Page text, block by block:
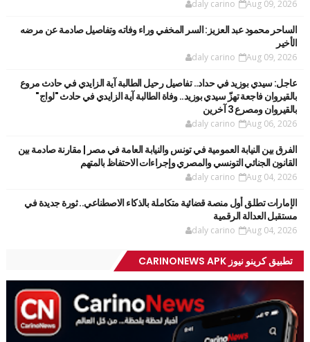
daly carino Aug 09, 2026
الساحر محمود عبد العزيز: السر المخفي وراء وفاته وتفاصيل صادمة عن مرضه
الأخير
daly carino Aug 09, 2026
عاجل: سيدي بوزيد في حداد.. تفاصيل رحيل الطالبة آية الزايدي في حادث مروع
بالقيروان فاجعة تهزّ سيدي بوزيد.. وفاة الطالبة آية الزايدي في حادث "لواج"
بالقيروان ومصرع 3 آخرين
daly carino Aug 06, 2026
الفرق بين النيابة العمومية في تونس والنيابة العامة في مصر | مقارنة صادمة بين
القانون الجنائي التونسي والمصري وإجراءات الاحتفاظ بالمتهم
daly carino Aug 04, 2026
الإمارات تطلق أول منصة قضائية متكاملة بالذكاء الاصطناعي.. ثورة جديدة في
مستقبل العدالة الرقمية
daly carino Aug 04, 2026
تطبيق كرينو نيوز CARINONEWS APK